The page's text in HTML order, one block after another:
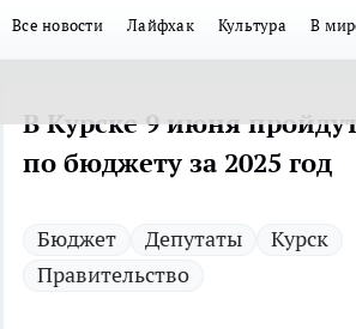
Все новости Лайфхак Культура В
В Курске 9 июня
по бюджету за 2025 год
Бюджет Депутаты
Курск
Правительство